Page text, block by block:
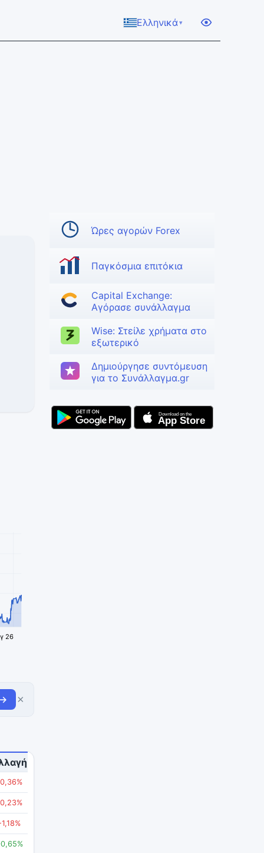
Ελληνικά▾
26
×
Ώρες αγορών Forex
Παγκόσμια επιτόκια
Capital Exchange:
Αγόρασε συνάλλαγμα
Wise: Στείλε χρήματα στο
εξωτερικό
Δημιούργησε συντόμευση
για το Συνάλλαγμα.gr